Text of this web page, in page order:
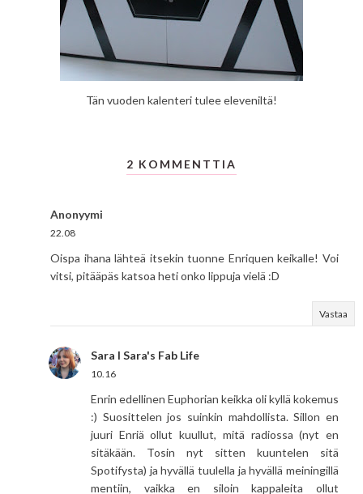
Tän vuoden kalenteri tulee eleveniltä!
2 KOMMENTTIA
Anonyymi
22.08
Oispa ihana lähteä itsekin tuonne Enriquen keikalle! Voi
vitsi, pitääpäs katsoa heti onko lippuja vielä :D
Vastaa
Sara I Sara's Fab Life
10.16
Enrin edellinen Euphorian keikka oli kyllä kokemus
:) Suosittelen jos suinkin mahdollista. Sillon en
juuri Enriä ollut kuullut, mitä radiossa (nyt en
sitäkään. Tosin nyt sitten kuuntelen sitä
Spotifysta) ja hyvällä tuulella ja hyvällä meiningillä
mentiin, vaikka en siloin kappaleita ollut